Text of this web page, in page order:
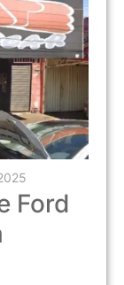
Ford